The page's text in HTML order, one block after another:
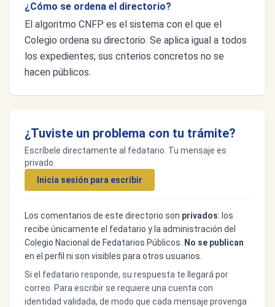
¿Cómo se ordena el directorio?
El algoritmo CNFP es el sistema con el que el
Colegio ordena su directorio. Se aplica igual a todos
los expedientes; sus criterios concretos no se
hacen públicos.
¿Tuviste un problema con tu trámite?
Escríbele directamente al fedatario. Tu mensaje es
privado.
Inicia sesión para escribir
Los comentarios de este directorio son privados: los
recibe únicamente el fedatario y la administración del
Colegio Nacional de Fedatarios Públicos.
No se publican
en el perfil ni son visibles para otros usuarios.
Si el fedatario responde, su respuesta te llegará por
correo. Para escribir se requiere una cuenta con
identidad validada, de modo que cada mensaje provenga